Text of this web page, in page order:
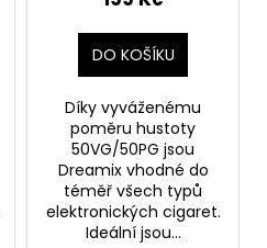
DO KOŠÍKU
Díky vyváženému
poměru hustoty
50VG/50PG jsou
Dreamix vhodné do
téměř všech typů
elektronických cigaret.
Ideální jsou...